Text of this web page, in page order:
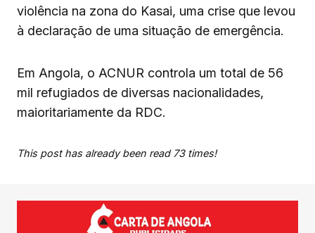
violência na zona do Kasai, uma crise que levou
à declaração de uma situação de emergência.
Em Angola, o ACNUR controla um total de 56
mil refugiados de diversas nacionalidades,
maioritariamente da RDC.
This post has already been read 73 times!